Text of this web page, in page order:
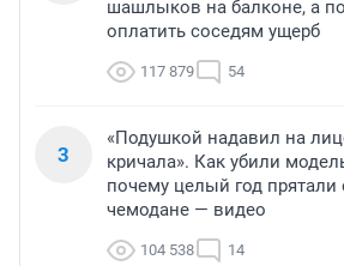
шашлыков на балконе, а
оплатить соседям ущерб
117 879 54
3
«Подушкой надавил на
кричала». Как убили
почему целый год прятали
чемодане — видео
104 538 14